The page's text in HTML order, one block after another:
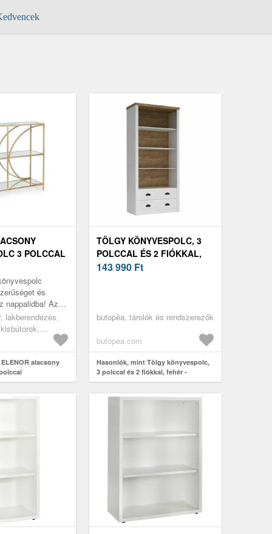
3 POLCCAL
és
nappalidba! Az
keret és
...
lakberendezés,
alacsony
TÖLGY KÖNYVESPOLC, 3
POLCCAL ÉS 2 FIÓKKAL,
FEHÉR - ENGLISH COTTAGE
143 990 Ft
butopêa, tárolók és rendszerezők
butopea.com
Hasonlók, mint Tölgy könyvespolc,
3 polccal és 2 fiókkal, fehér -
ENGLISH COTTAGE - Butopêa